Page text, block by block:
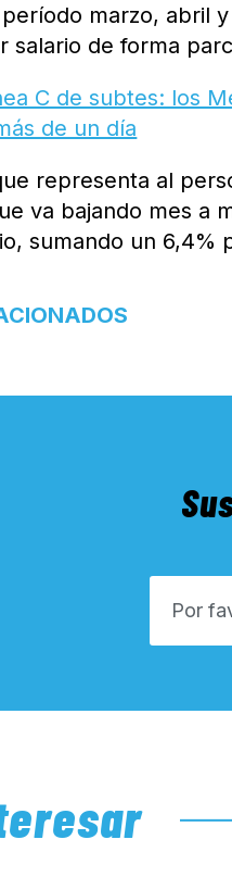
marzo, abril
salario de forma
C de subtes: los
de un día
representa al
va bajando mes a
sumando un 6,4%